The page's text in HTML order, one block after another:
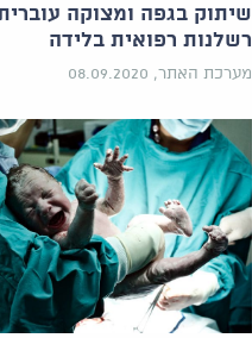
שיתוק בגפה ומצוקה
רשלנות רפואית בלידה
מערכת האתר, 08.09.2020